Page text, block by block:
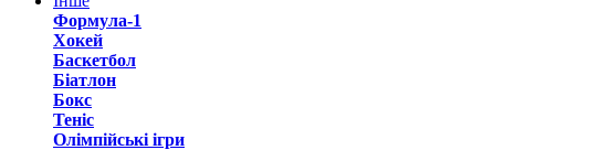
Формула-1
Хокей
Баскетбол
Біатлон
Бокс
Теніс
Олімпійські ігри